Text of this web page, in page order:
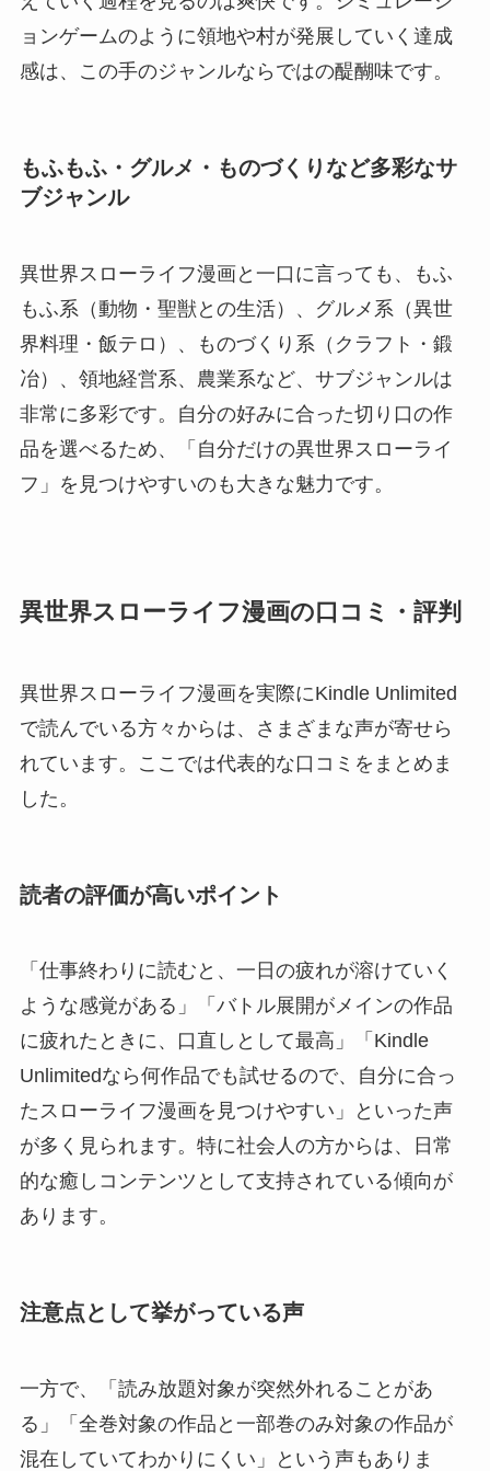
ョンゲームのように領地や村が発展していく達成
感は、この手のジャンルならではの醍醐味です。
もふもふ・グルメ・ものづくりなど多彩なサ
ブジャンル
異世界スローライフ漫画と一口に言っても、もふ
もふ系（動物・聖獣との生活）、グルメ系（異世
界料理・飯テロ）、ものづくり系（クラフト・鍛
冶）、領地経営系、農業系など、サブジャンルは
非常に多彩です。自分の好みに合った切り口の作
品を選べるため、「自分だけの異世界スローライ
フ」を見つけやすいのも大きな魅力です。
異世界スローライフ漫画の口コミ・評判
異世界スローライフ漫画を実際にKindle Unlimited
で読んでいる方々からは、さまざまな声が寄せら
れています。ここでは代表的な口コミをまとめま
した。
読者の評価が高いポイント
「仕事終わりに読むと、一日の疲れが溶けていく
ような感覚がある」「バトル展開がメインの作品
に疲れたときに、口直しとして最高」「Kindle
Unlimitedなら何作品でも試せるので、自分に合っ
たスローライフ漫画を見つけやすい」といった声
が多く見られます。特に社会人の方からは、日常
的な癒しコンテンツとして支持されている傾向が
あります。
注意点として挙がっている声
一方で、「読み放題対象が突然外れることがあ
る」「全巻対象の作品と一部巻のみ対象の作品が
混在していてわかりにくい」という声もありま